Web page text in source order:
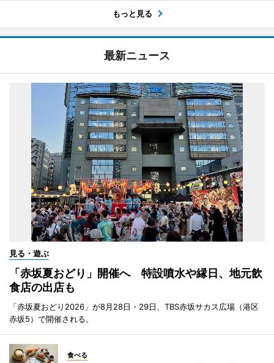
もっと見る
最新ニュース
見る・遊ぶ
「赤坂夏おどり」開催へ 特設噴水や縁日、地元飲
食店の出店も
「赤坂夏おどり2026」が8月28日・29日、TBS赤坂サカス広場（港区
赤坂5）で開催される。
食べる